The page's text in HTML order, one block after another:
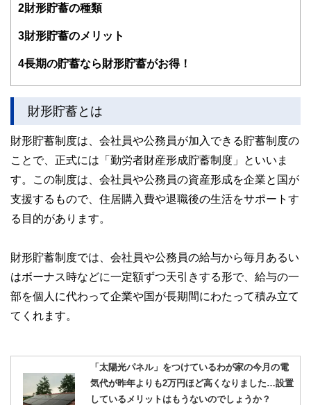
2 財形貯蓄の種類
3財形貯蓄のメリット
4長期の貯蓄なら財形貯蓄がお得！
財形貯蓄とは
財形貯蓄制度は、会社員や公務員が加入できる貯蓄制度の
ことで、正式には「勤労者財産形成貯蓄制度」といいま
す。この制度は、会社員や公務員の資産形成を企業と国が
支援するもので、住居購入費や退職後の生活をサポートす
る目的があります。
財形貯蓄制度では、会社員や公務員の給与から毎月あるい
はボーナス時などに一定額ずつ天引きする形で、給与の一
部を個人に代わって企業や国が長期間にわたって積み立て
てくれます。
「太陽光パネル」をつけているわが家の今月の電
気代が昨年よりも2万円ほど高くなりました…設置
しているメリットはもうないのでしょうか？